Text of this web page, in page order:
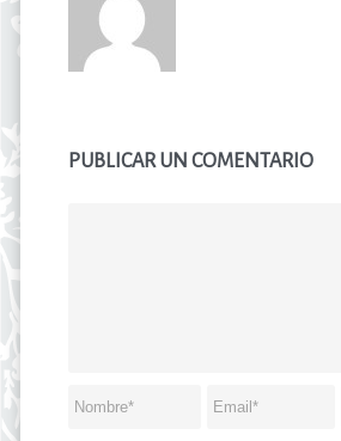
PUBLICAR UN COMENTARIO